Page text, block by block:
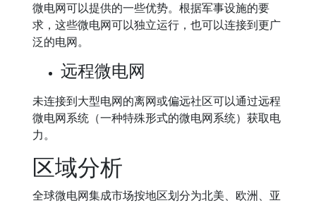
微电网可以提供的一些优势。根据军事设施的要
求，这些微电网可以独立运行，也可以连接到更广
泛的电网。
远程微电网
未连接到大型电网的离网或偏远社区可以通过远程
微电网系统（一种特殊形式的微电网系统）获取电
力。
区域分析
全球微电网集成市场按地区划分为北美、欧洲、亚